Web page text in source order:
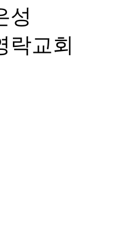
성
락교회